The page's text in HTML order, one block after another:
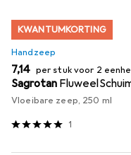
KWANTUMKORTING
Handzeep
EUR
7,14 per stuk voor 2
Sagrotan
Vloeibare zeep, 250 ml
1